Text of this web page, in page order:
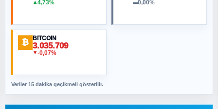
ORHAN KILIÇOĞLU
Fahişeye beyinli bir müstevli alçağına
SAVAŞ ŞAHİN
▲4,73% ▬0,00%
₿ BITCOIN
3.035.709
▼-0,07%
Veriler 15 dakika geçikmeli gösterilir.